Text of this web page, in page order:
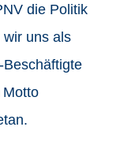
die Politik
uns als
Beschäftigte
Motto